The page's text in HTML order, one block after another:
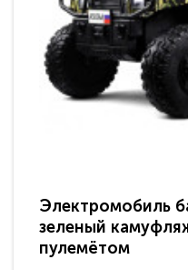
Электромобиль
зеленый
пулемётом